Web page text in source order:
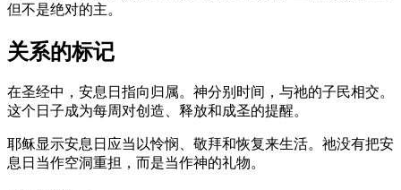
但不是绝对的主。
关系的标记
在圣经中，安息日指向归属。神分别时间，与祂的子民相交。
这个日子成为每周对创造、释放和成圣的提醒。
耶稣显示安息日应当以怜悯、敬拜和恢复来生活。祂没有把安
息日当作空洞重担，而是当作神的礼物。